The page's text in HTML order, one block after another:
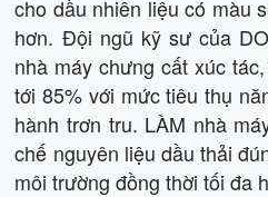
cho dầu nhiên liệu có màu
hơn. Đội ngũ kỹ sư của
nhà máy chưng cất xúc
tới 85% với mức tiêu thụ
hành trơn tru. LÀM nhà
chế nguyên liệu dầu thải
môi trường đồng thời tối đa